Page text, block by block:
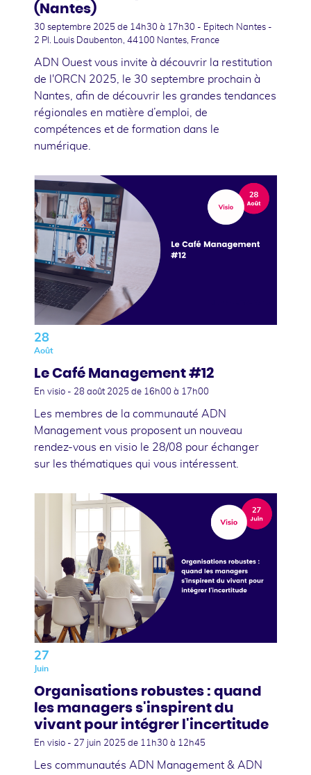
(Nantes)
30 septembre 2025 de 14h30 à 17h30 - Epitech Nantes -
2 Pl. Louis Daubenton, 44100 Nantes, France
ADN Ouest vous invite à découvrir la restitution
de l'ORCN 2025, le 30 septembre prochain à
Nantes, afin de découvrir les grandes tendances
régionales en matière d’emploi, de
compétences et de formation dans le
numérique.
28
Août
Le Café Management #12
En visio - 28 août 2025 de 16h00 à 17h00
Les membres de la communauté ADN
Management vous proposent un nouveau
rendez-vous en visio le 28/08 pour échanger
sur les thématiques qui vous intéressent.
27
Juin
Organisations robustes : quand
les managers s'inspirent du
vivant pour intégrer l'incertitude
En visio - 27 juin 2025 de 11h30 à 12h45
Les communautés ADN Management & ADN